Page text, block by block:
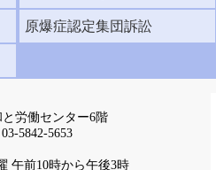
と労働センター6階
5842-5653
午前10時から午後3時
原爆症認定集団訴訟